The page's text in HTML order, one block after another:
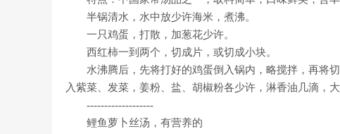
半锅清水，水中放少许海米，煮沸。
一只鸡蛋，打散，加葱花少许。
西红柿一到两个，切成片，或切成小块。
水沸腾后，先将打好的鸡蛋倒入锅内，略搅拌，再将切
入紫菜、发菜，姜粉、盐、胡椒粉各少许，淋香油几滴，
-------------------
鲤鱼萝卜丝汤，有营养的